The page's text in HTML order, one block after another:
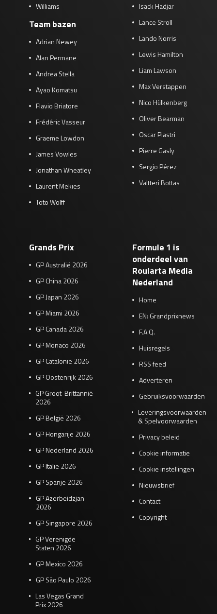
Williams
Team bazen
Adrian Newey
Alan Permane
Andrea Stella
Ayao Komatsu
Flavio Briatore
Frédéric Vasseur
Graeme Lowdon
James Vowles
Jonathan Wheatley
Laurent Mekies
Toto Wolff
Isack Hadjar
Lance Stroll
Lando Norris
Lewis Hamilton
Liam Lawson
Max Verstappen
Nico Hülkenberg
Oliver Bearman
Oscar Piastri
Pierre Gasly
Sergio Pérez
Valtteri Bottas
Grands Prix
GP Australië 2026
GP China 2026
GP Japan 2026
GP Miami 2026
GP Canada 2026
GP Monaco 2026
GP Catalonië 2026
GP Oostenrijk 2026
GP Groot-Brittannië
2026
GP België 2026
GP Hongarije 2026
GP Nederland 2026
GP Italië 2026
GP Spanje 2026
GP Azerbeidzjan
2026
GP Singapore 2026
GP Verenigde
Staten 2026
GP Mexico 2026
GP São Paulo 2026
Las Vegas Grand
Prix 2026
Formule 1 is
onderdeel van
Roularta Media
Nederland
Home
EN: Grandprixnews
F.A.Q.
Huisregels
RSS feed
Adverteren
Gebruiksvoorwaarden
Leveringsvoorwaarden
& Spelvoorwaarden
Privacy beleid
Cookie informatie
Cookie instellingen
Nieuwsbrief
Contact
Copyright